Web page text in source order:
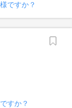
ですか？
すか？